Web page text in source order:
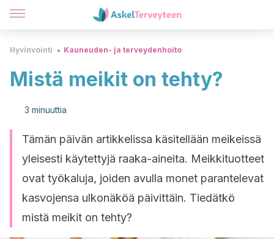
Hyvinvointi Kauneuden- ja terveydenhoito
Mistä meikit on tehty?
3 minuuttia
Tämän päivän artikkelissa käsitellään meikeissä
yleisesti käytettyjä raaka-aineita. Meikkituotteet
ovat työkaluja, joiden avulla monet parantelevat
kasvojensa ulkonäköä päivittäin. Tiedätkö
mistä meikit on tehty?